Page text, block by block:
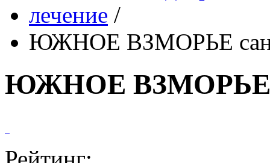
лечение /
ЮЖНОЕ ВЗМОРЬЕ
ЮЖНОЕ ВЗМОРЬЕ